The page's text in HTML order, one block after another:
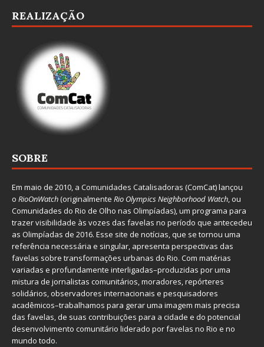
REALIZAÇÃO
SOBRE
Em maio de 2010, a Comunidades Catalisadoras (ComCat) lançou
o RioOnWatch(originalmente Rio Olympics Neighborhood Watch, ou
Comunidades do Rio de Olho nas Olimpíadas), um programa para
trazer visibilidade às vozes das favelas no período que antecedeu
as Olimpíadas de 2016. Esse site de notícias, que se tornou uma
referência necessária e singular, apresenta perspectivas das
favelas sobre transformações urbanas do Rio. Com matérias
variadas e profundamente interligadas–produzidas por uma
mistura de jornalistas comunitários, moradores, repórteres
solidários, observadores internacionais e pesquisadores
acadêmicos–trabalhamos para gerar uma imagem mais precisa
das favelas, de suas contribuições para a cidade e do potencial
desenvolvimento comunitário liderado por favelas no Rio e no
mundo todo.